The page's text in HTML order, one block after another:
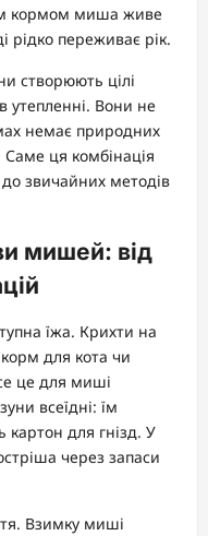
кормом миша живе
рідко переживає рік.
створюють цілі
утепленні. Вони не
немає природних
ця комбінація
звичайних методів
мишей: від
їжа. Крихти на
для кота чи
це для миші
всеїдні: їм
картон для гнізд. У
через запаси
Взимку миші